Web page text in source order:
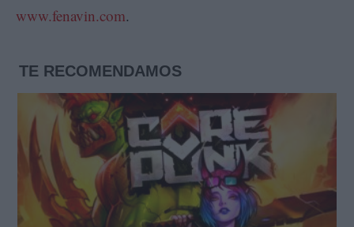
www.fenavin.com.
TE RECOMENDAMOS